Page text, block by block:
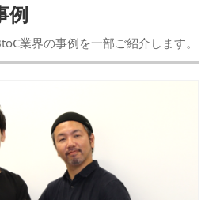
例
業界の事例を一部ご紹介します。